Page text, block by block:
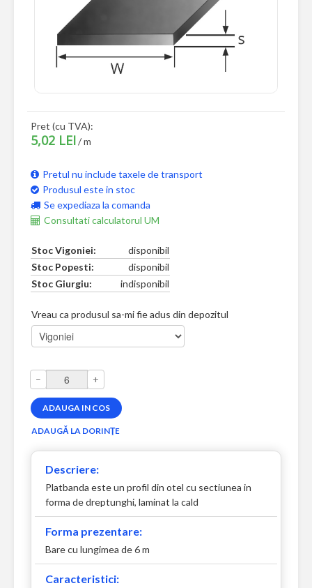
Pret (cu TVA):
5,02 LEI/ m
Pretul nu include taxele de transport
Produsul este in stoc
Se expediaza la comanda
Consultati calculatorul UM
Stoc Vigoniei:
disponibil
Stoc Popesti:
disponibil
Stoc Giurgiu:
indisponibil
Vreau ca produsul sa-mi fie adus din depozitul
– +
Descriere:
Platbanda este un profil din otel cu sectiunea in
forma de dreptunghi, laminat la cald
Forma prezentare:
Bare cu lungimea de 6 m
Caracteristici: